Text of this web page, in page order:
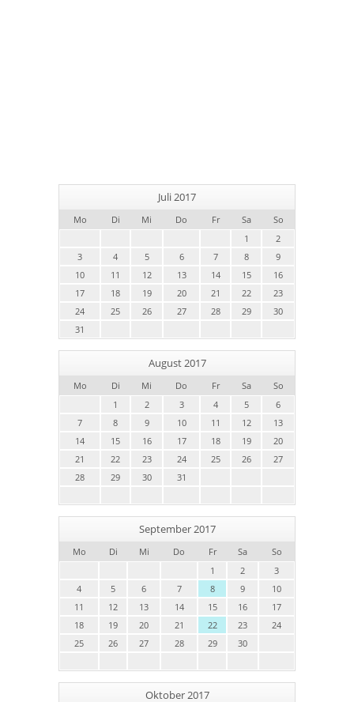
Juli 2017
Mo Di Mi Do Fr Sa
So
1
2
3
4 5 6 7 8
9
10
11 12 13 14 15
16
17
18 19 20 21 22
23
24
25 26 27 28 29
30
31
August 2017
Mo Di Mi Do Fr Sa
So
1
2 3 4 5
6
7
8 9 10 11 12
13
14
15 16 17 18 19
20
21
22 23 24 25 26
27
28
29 30 31
September 2017
Mo Di Mi Do Fr Sa
So
1
2
3
4
5 6 7 8 9
10
11
12 13 14 15 16
17
18
19 20 21 22 23
24
25
26 27 28 29 30
Oktober 2017